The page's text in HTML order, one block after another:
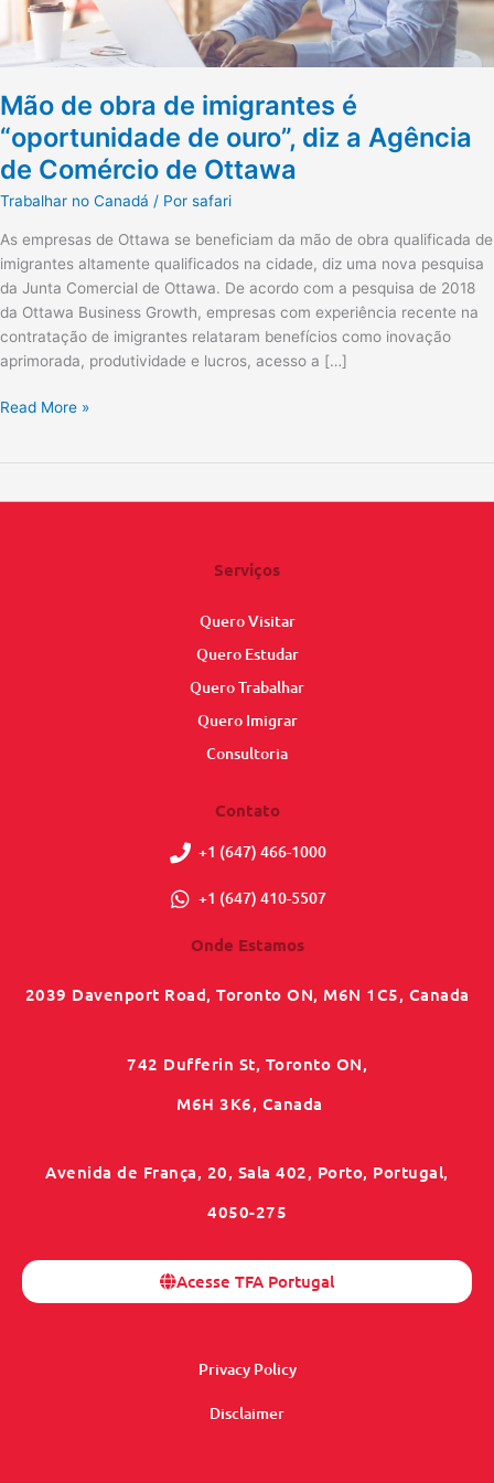
Mão de obra de imigrantes é
“oportunidade de ouro”, diz a Agência
de Comércio de Ottawa
Trabalhar no Canadá / Por safari
As empresas de Ottawa se beneficiam da mão de obra qualificada de
imigrantes altamente qualificados na cidade, diz uma nova pesquisa
da Junta Comercial de Ottawa. De acordo com a pesquisa de 2018
da Ottawa Business Growth, empresas com experiência recente na
contratação de imigrantes relataram benefícios como inovação
aprimorada, produtividade e lucros, acesso a […]
a
Agência
de
Comércio
de
Ottawa
Read More »
Serviços
Quero Visitar
Quero Estudar
Quero Trabalhar
Quero Imigrar
Consultoria
Contato
+1 (647) 466-1000
+1 (647) 410-5507
Onde Estamos
2039 Davenport Road, Toronto ON, M6N 1C5, Canada
742 Dufferin St, Toronto ON,
M6H 3K6, Canada
Avenida de França, 20, Sala 402, Porto, Portugal,
4050-275
Acesse TFA Portugal
Privacy Policy
Disclaimer